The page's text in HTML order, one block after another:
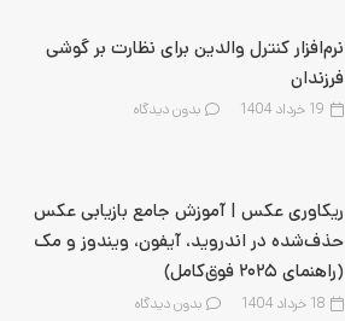
نرم‌افزار کنترل والدین برای نظارت بر گوشی
فرزندان
19 خرداد 1404 بدون دیدگاه
ریکاوری عکس | آموزش جامع بازیابی عکس
حذف‌شده در اندروید، آیفون، ویندوز و مک
(راهنمای ۲۰۲۵ فوق‌کامل)
18 خرداد 1404 بدون دیدگاه